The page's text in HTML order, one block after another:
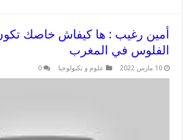
أمين رغيب : ها كيفاش خاصك تكون
الفلوس في المغرب
10 مارس 2022 علوم و تكنولوجيا 0